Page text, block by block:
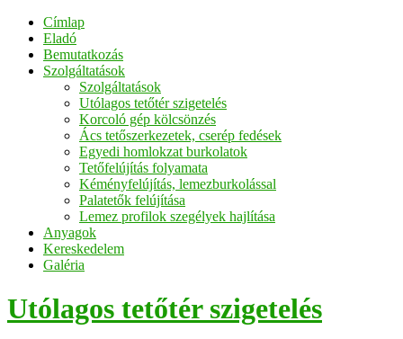
Címlap
Eladó
Bemutatkozás
Szolgáltatások
Szolgáltatások
Utólagos tetőtér szigetelés
Korcoló gép kölcsönzés
Ács tetőszerkezetek, cserép fedések
Egyedi homlokzat burkolatok
Tetőfelújítás folyamata
Kéményfelújítás, lemezburkolással
Palatetők felújítása
Lemez profilok szegélyek hajlítása
Anyagok
Kereskedelem
Galéria
Utólagos tetőtér szigetelés